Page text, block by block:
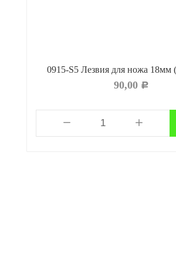
0915-S5 Лезвия для ножа 18мм
90,00 Р